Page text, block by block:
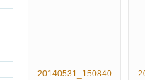
20140531_150840